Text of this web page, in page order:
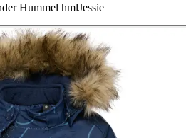
Hummel hmlJessie